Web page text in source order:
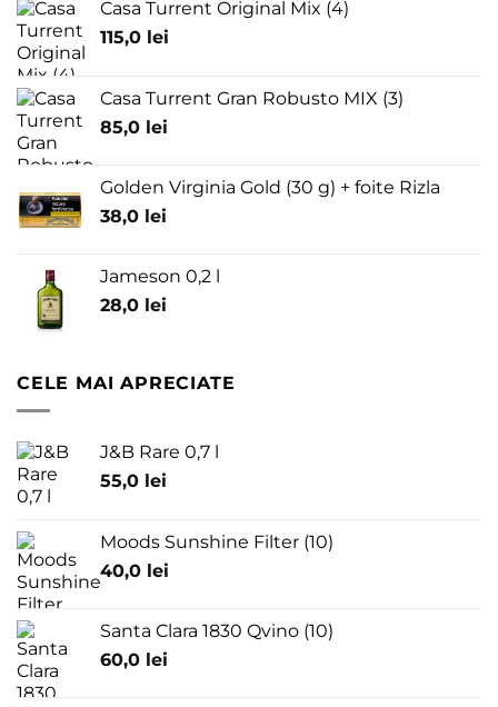
Casa Turrent Original Mix (4)
115,0 lei
Casa Turrent Gran Robusto MIX (3)
85,0 lei
Golden Virginia Gold (30 g) + foite Rizla
38,0 lei
Jameson 0,2 l
28,0 lei
CELE MAI APRECIATE
J&B Rare 0,7 l
55,0 lei
Moods Sunshine Filter (10)
40,0 lei
Santa Clara 1830 Qvino (10)
60,0 lei